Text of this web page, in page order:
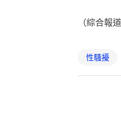
（綜合報道
性騷擾